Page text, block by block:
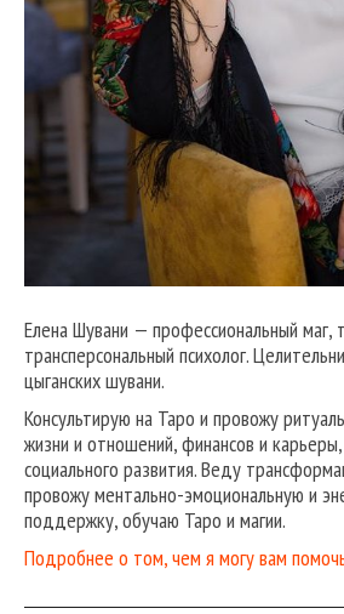
Елена Шувани — профессиональный маг,
трансперсональный психолог.
цыганских шувани.
Консультирую на Таро и провожу
жизни и отношений, финансов и карьеры,
социального развития. Веду
провожу ментально-эмоциональную и
поддержку, обучаю Таро и магии.
Подробнее о том, чем я могу вам